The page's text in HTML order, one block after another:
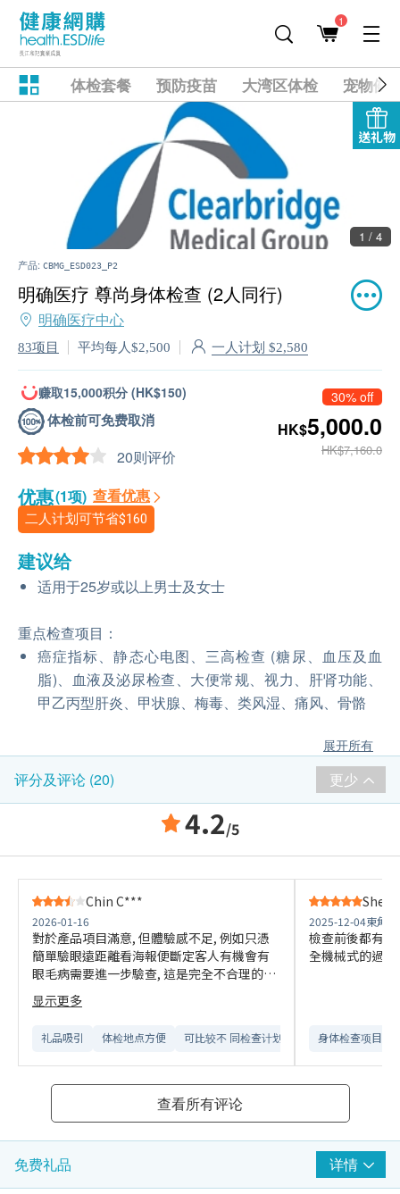
1
体检套餐 预防疫苗 大湾区体检 宠物健
送礼物
1 / 4
产品: CBMG_ESD023_P2
明确医疗 尊尚身体检查 (2人同行)
明确医疗中心
83项目 平均每人$2,500 一人计划 $2,580
赚取15,000积分 (HK$150)
体检前可免费取消
20则评价
30% off
HK$5,000.0
HK$7,160.0
优惠(1项) 查看优惠
二人计划可节省$160
建议给
适用于25岁或以上男士及女士
重点检查项目：
癌症指标、静态心电图、三高检查 (糖尿、血压及血
脂)、血液及泌尿检查、大便常规、视力、肝肾功能、
甲乙丙型肝炎、甲状腺、梅毒、类风湿、痛风、骨骼
展开所有
评分及评论 (20) 更少
4.2/5
Chin C***
2026-01-16
對於產品項目滿意, 但體驗感不足, 例如只憑
簡單驗眼遠距離看海報便斷定客人有機會有
眼毛病需要進一步驗查, 這是完全不合理的結
果; 服務中心開放時間亦不能滿足客人時間,
星期六只有半日辦工, 對要平日到星期六都要
超出機會成本.
显示更多
礼品吸引 体检地点方便 可比较不 同检查计划
Shek
2025-12-04東角
檢查前後都有
全機械式的過
身体检查项目全
查看所有评论
免费礼品 详情